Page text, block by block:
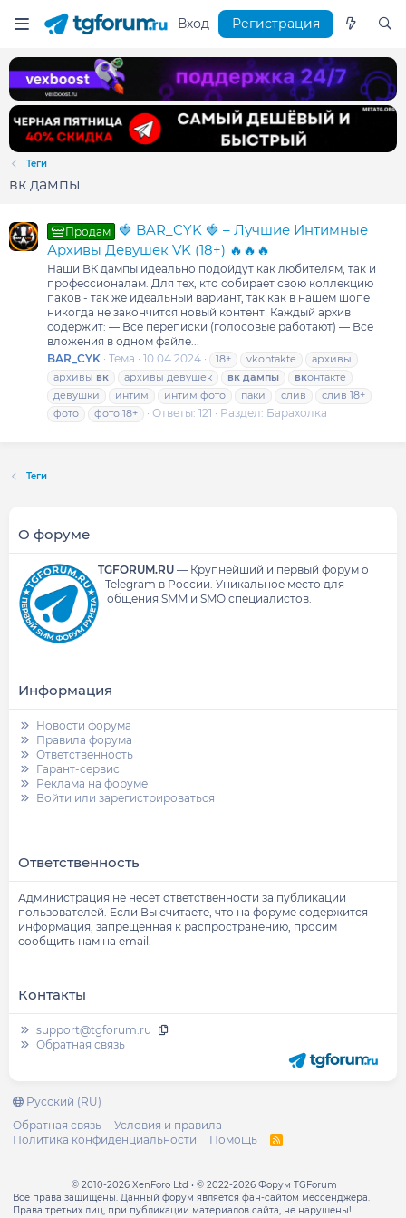
Вход Регистрация
Теги
вк дампы
Продам
🍓 BAR_CYK 🍓 – Лучшие Интимные
Архивы Девушек VK (18+) 🔥🔥🔥
Наши ВК дампы идеально подойдут как любителям, так и
профессионалам. Для тех, кто собирает свою коллекцию
паков - так же идеальный вариант, так как в нашем шопе
никогда не закончится новый контент! Каждый архив
содержит: — Все переписки (голосовые работают) — Все
вложения в одном файле...
BAR_CYK Тема 10.04.2024 18+ vkontakte
архивы
архивы вк архивы девушек вк дампы вконтакте
девушки
интим интим фото паки слив
слив 18+
фото
фото 18+ Ответы: 121 Раздел: Барахолка
Теги
О форуме
TGFORUM.RU— Крупнейший и первый форум о
Telegram в России. Уникальное место для
общения SMM и SMO специалистов.
Информация
Новости форума
Правила форума
Ответственность
Гарант-сервис
Реклама на форуме
Войти или зарегистрироваться
Ответственность
Администрация не несет ответственности за публикации
пользователей. Если Вы считаете, что на форуме содержится
информация, запрещённая к распространению, просим
сообщить нам на email.
Контакты
support@tgforum.ru
Обратная связь
Русский (RU)
Обратная связь
Условия и правила
Политика конфиденциальности
Помощь
R
© 2010-2026 XenForo Ltd
© 2022-2026 Форум TGForum
Все права защищены. Данный форум является фан-сайтом мессенджера.
Права третьих лиц, при публикации материалов сайта, не нарушены!